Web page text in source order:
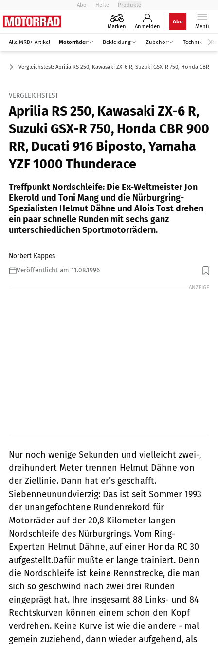
Abo Hefte Produkte
Marken Anmelden
Abo
Menü
Alle MRD+ Artikel Motorräder Bekleidung Zubehör Technik
Vergleichstest: Aprilia RS 250, Kawasaki ZX-6 R, Suzuki GSX-R 750, Honda CBR
VERGLEICHSTEST
Aprilia RS 250, Kawasaki ZX-6 R,
Suzuki GSX-R 750, Honda CBR 900
RR, Ducati 916 Biposto, Yamaha
YZF 1000 Thunderace
Treffpunkt Nordschleife: Die Ex-Weltmeister Jon
Ekerold und Toni Mang und die Nürburgring-
Spezialisten Helmut Dähne und Alois Tost drehen
ein paar schnelle Runden mit sechs ganz
unterschiedlichen Sportmotorrädern.
Norbert Kappes
Veröffentlicht am 11.08.1996
ANZEIGE
Nur noch wenige Sekunden und vielleicht zwei-,
dreihundert Meter trennen Helmut Dähne von
der Ziellinie. Dann hat er’s geschafft.
Siebenneunundvierzig: Das ist seit Sommer 1993
der unangefochtene Rundenrekord für
Motorräder auf der 20,8 Kilometer langen
Nordschleife des Nürburgrings. Vom Ring-
Experten Helmut Dähne, auf einer Honda RC 30
aufgestellt.Dafür mußte er lange trainiert. Denn
die Nordschleife ist keine Rennstrecke, die man
sich so geschwind nach zwei drei Runden
eingeprägt hat. Ihre insgesamt 88 Links- und 84
Rechtskurven können einem schon den Kopf
verdrehen. Keine Kurve ist wie die andere - mal
gemein zuziehend, dann wieder aufgehend, als